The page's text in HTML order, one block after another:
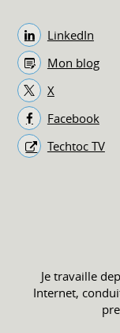
LinkedIn
Mon blog
X
Facebook
Techtoc TV
Je travaille
Internet,